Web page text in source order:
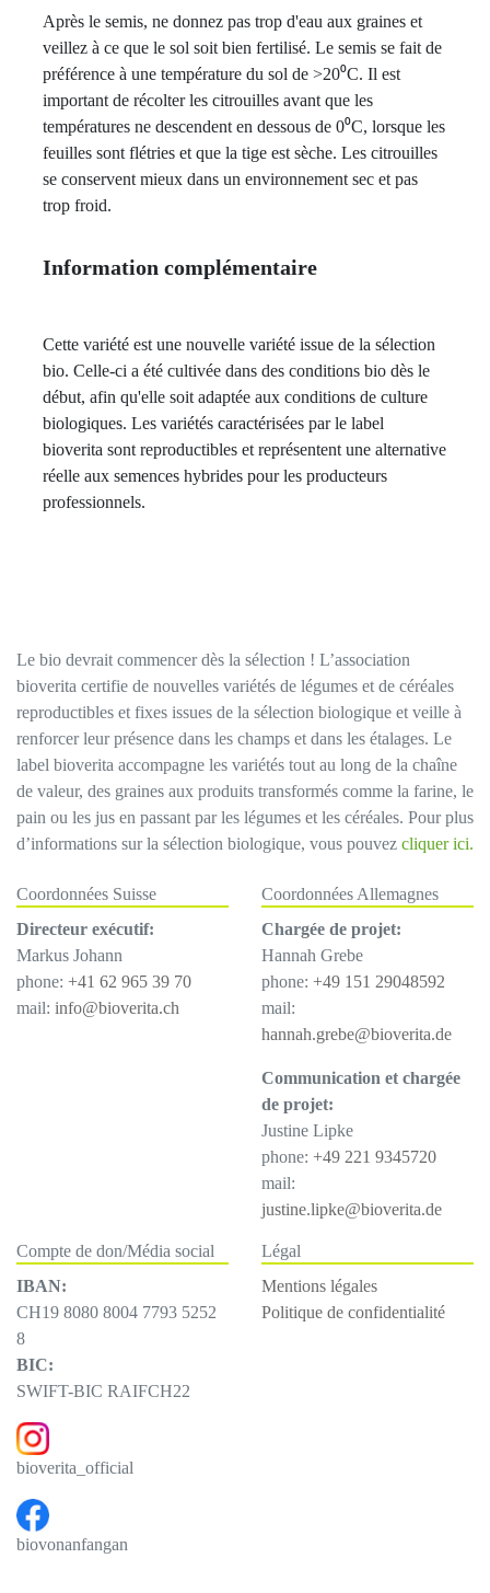
Après le semis, ne donnez pas trop d'eau aux graines et
veillez à ce que le sol soit bien fertilisé. Le semis se fait de
préférence à une température du sol de >20⁰C. Il est
important de récolter les citrouilles avant que les
températures ne descendent en dessous de 0⁰C, lorsque les
feuilles sont flétries et que la tige est sèche. Les citrouilles
se conservent mieux dans un environnement sec et pas
trop froid.
Information complémentaire
Cette variété est une nouvelle variété issue de la sélection
bio. Celle-ci a été cultivée dans des conditions bio dès le
début, afin qu'elle soit adaptée aux conditions de culture
biologiques. Les variétés caractérisées par le label
bioverita sont reproductibles et représentent une alternative
réelle aux semences hybrides pour les producteurs
professionnels.
Le bio devrait commencer dès la sélection ! L’association
bioverita certifie de nouvelles variétés de légumes et de céréales
reproductibles et fixes issues de la sélection biologique et veille à
renforcer leur présence dans les champs et dans les étalages. Le
label bioverita accompagne les variétés tout au long de la chaîne
de valeur, des graines aux produits transformés comme la farine, le
pain ou les jus en passant par les légumes et les céréales. Pour plus
d’informations sur la sélection biologique, vous pouvez cliquer ici.
Coordonnées Suisse
Directeur exécutif:
Markus Johann
phone: +41 62 965 39 70
mail: info@bioverita.ch
Coordonnées Allemagnes
Chargée de projet:
Hannah Grebe
phone: +49 151 29048592
mail:
hannah.grebe@bioverita.de
Communication et chargée
de projet:
Justine Lipke
phone: +49 221 9345720
mail:
justine.lipke@bioverita.de
Compte de don/Média social
IBAN:
CH19 8080 8004 7793 5252
8
BIC:
SWIFT-BIC RAIFCH22
bioverita_official
biovonanfangan
Légal
Mentions légales
Politique de confidentialité